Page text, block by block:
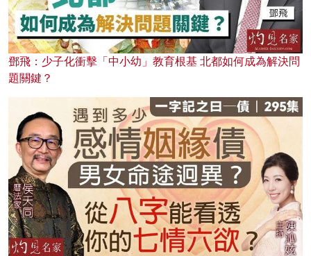
鄧飛：少子化衝擊「中小幼」教育根基 北都如何成為解決問
題關鍵？